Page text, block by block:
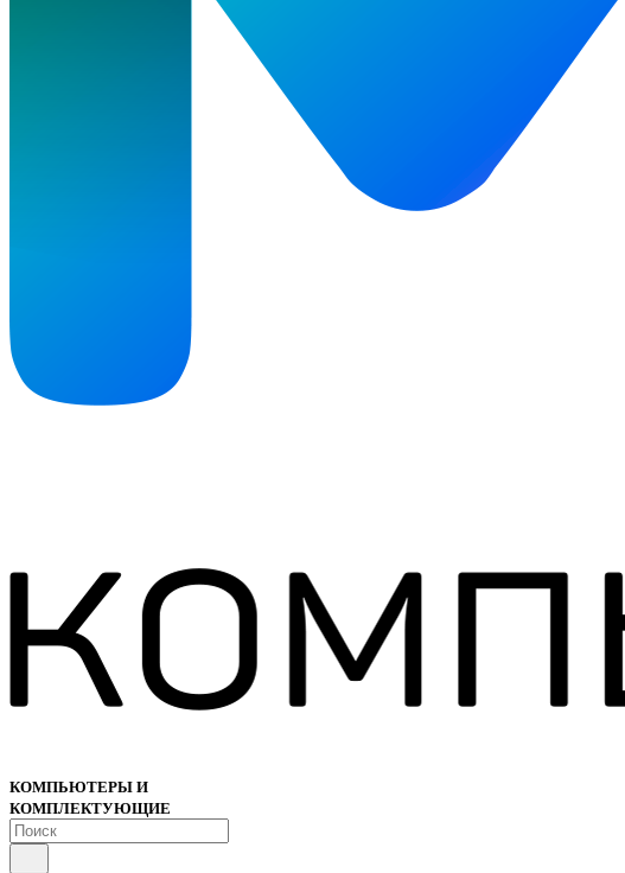
КОМПЬЮТЕРЫ И
КОМПЛЕКТУЮЩИЕ